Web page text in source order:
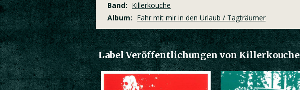
Band: Killerkouche
Album: Fahr mit mir in den Urlaub / Tagträumer
Label Veröffentlichungen von Killerkouche